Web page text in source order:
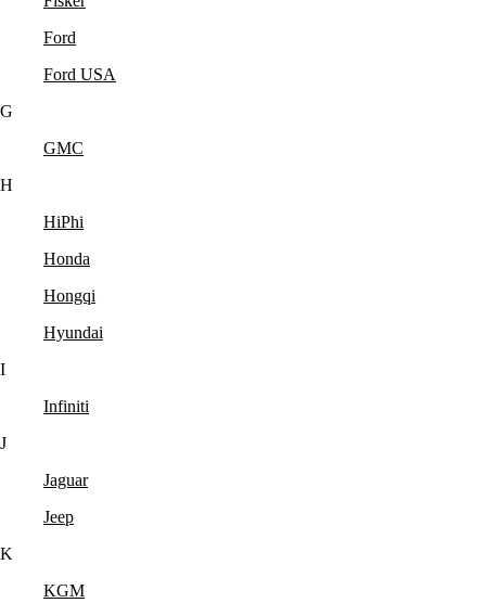
Ford
Ford USA
G
GMC
H
HiPhi
Honda
Hongqi
Hyundai
I
Infiniti
J
Jaguar
Jeep
K
KGM